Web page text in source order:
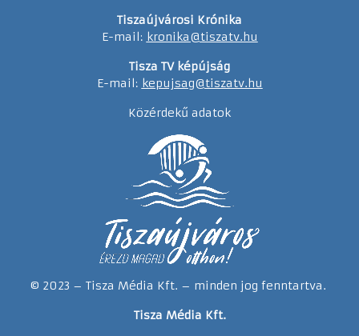
Tiszaújvárosi Krónika
E-mail: kronika@tiszatv.hu
Tisza TV képújság
E-mail: kepujsag@tiszatv.hu
Közérdekű adatok
© 2023 – Tisza Média Kft. – minden jog fenntartva.
Tisza Média Kft.